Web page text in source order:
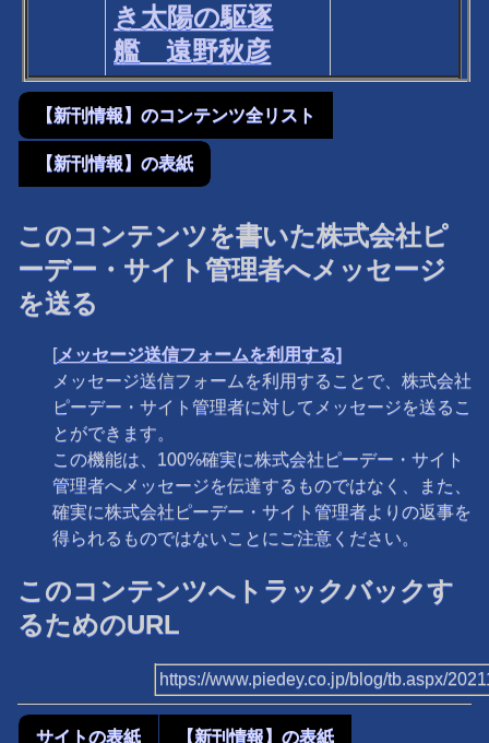
き太陽の駆逐
艦 遠野秋彦
【新刊情報】のコンテンツ全リスト
【新刊情報】の表紙
このコンテンツを書いた株式会社ピ
ーデー・サイト管理者へメッセージ
を送る
[メッセージ送信フォームを利用する]
メッセージ送信フォームを利用することで、株式会社
ピーデー・サイト管理者に対してメッセージを送るこ
とができます。
この機能は、100%確実に株式会社ピーデー・サイト
管理者へメッセージを伝達するものではなく、また、
確実に株式会社ピーデー・サイト管理者よりの返事を
得られるものではないことにご注意ください。
このコンテンツへトラックバックす
るためのURL
https://www.piedey.co.jp/blog/tb.aspx/
サイトの表紙 【新刊情報】の表紙